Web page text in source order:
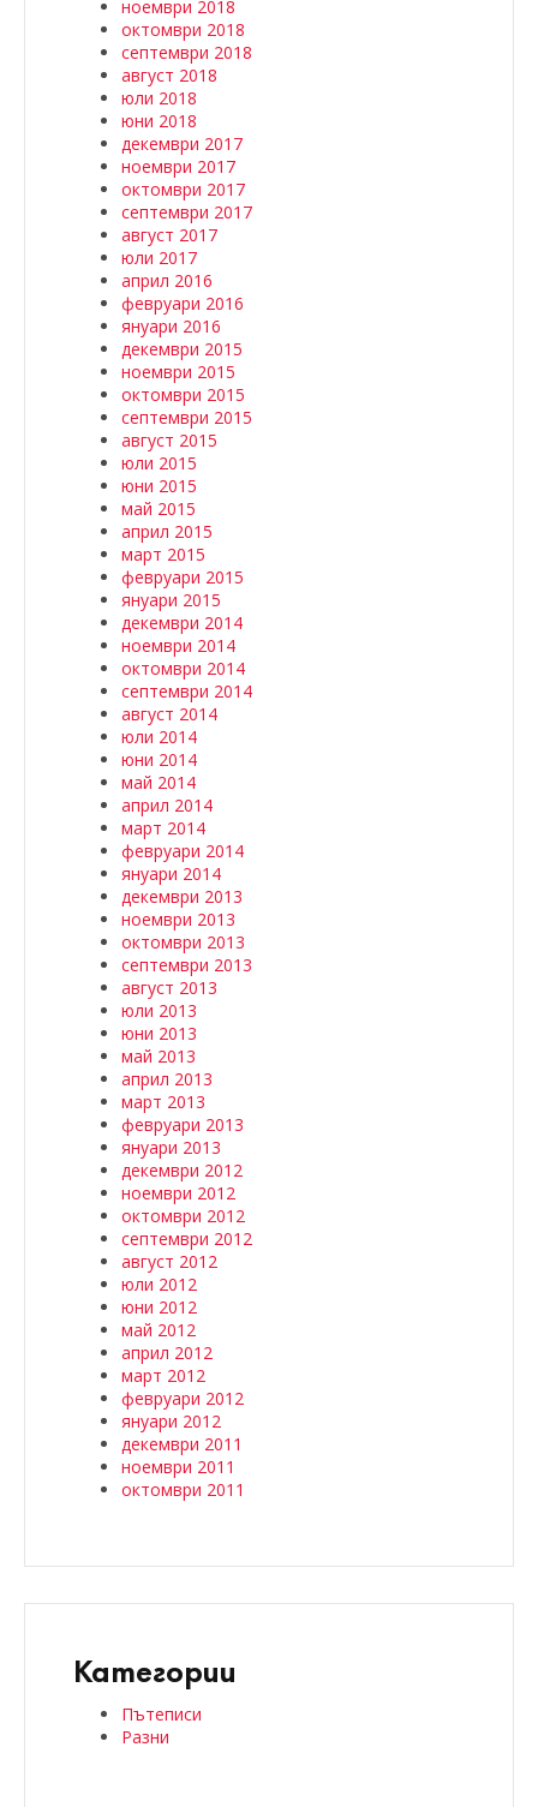
ноември 2018
октомври 2018
септември 2018
август 2018
юли 2018
юни 2018
декември 2017
ноември 2017
октомври 2017
септември 2017
август 2017
юли 2017
април 2016
февруари 2016
януари 2016
декември 2015
ноември 2015
октомври 2015
септември 2015
август 2015
юли 2015
юни 2015
май 2015
април 2015
март 2015
февруари 2015
януари 2015
декември 2014
ноември 2014
октомври 2014
септември 2014
август 2014
юли 2014
юни 2014
май 2014
април 2014
март 2014
февруари 2014
януари 2014
декември 2013
ноември 2013
октомври 2013
септември 2013
август 2013
юли 2013
юни 2013
май 2013
април 2013
март 2013
февруари 2013
януари 2013
декември 2012
ноември 2012
октомври 2012
септември 2012
август 2012
юли 2012
юни 2012
май 2012
април 2012
март 2012
февруари 2012
януари 2012
декември 2011
ноември 2011
октомври 2011
Категории
Пътеписи
Разни